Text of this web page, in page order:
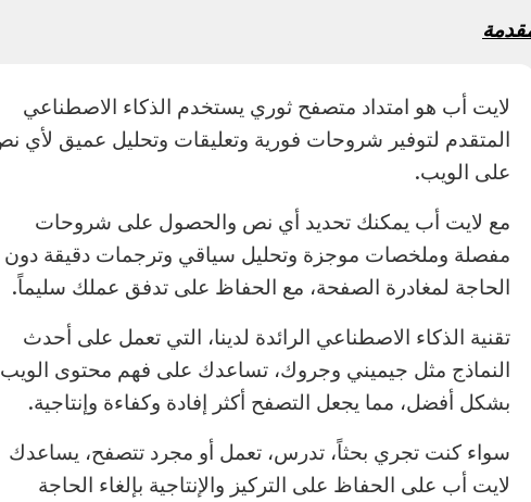
لايت أب هو امتداد متصفح ثوري يستخدم الذكاء الاصطناعي
المتقدم لتوفير شروحات فورية وتعليقات وتحليل عميق لأي
على الويب.
مع لايت أب يمكنك تحديد أي نص والحصول على شروحات
مفصلة وملخصات موجزة وتحليل سياقي وترجمات دقيقة دون
الحاجة لمغادرة الصفحة، مع الحفاظ على تدفق عملك سليماً.
تقنية الذكاء الاصطناعي الرائدة لدينا، التي تعمل على أحدث
النماذج مثل جيميني وجروك، تساعدك على فهم محتوى الويب
بشكل أفضل، مما يجعل التصفح أكثر إفادة وكفاءة وإنتاجية.
سواء كنت تجري بحثاً، تدرس، تعمل أو مجرد تتصفح، يساعدك
لايت أب على الحفاظ على التركيز والإنتاجية بإلغاء الحاجة